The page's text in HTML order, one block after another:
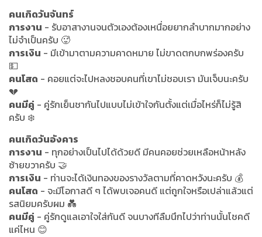
คนเกิดวันจันทร์
การงาน - รับอาสางานจนตัวเองต้องเหนื่อยยากลำบากมากอย่าง
ไม่จำเป็นครับ 🥵
การเงิน - มีเข้ามาตามความคาดหมาย ไม่ขาดตกบกพร่องครับ
💵
คนโสด - คอยแต่จะไปหลงชอบคนที่เขาไม่ชอบเรา มันเจ็บนะครับ
💔
คนมีคู่ - คู่รักเย็นชากันไปแบบไม่เข้าใจกันตั้งแต่เมื่อไหร่ก็ไม่รู้สิ
ครับ ❄️
คนเกิดวันอังคาร
การงาน - ทุกอย่างเป็นไปได้ด้วยดี มีคนคอยช่วยเหลือหน้าหลัง
ซ้ายขวาครับ 🤝
การเงิน - ท่านจะได้เงินทองของรางวัลตามที่คาดหวังนะครับ 💰
คนโสด - จะมีโอกาสดี ๆ ได้พบเจอคนดี แต่ถูกใจหรือเปล่าแล้วแต่
รสนิยมครับผม 💑
คนมีคู่ - คู่รักดูแลเอาใจใส่กันดี จนบางทีลืมนึกไปว่าท่านนั้นโชคดี
แค่ไหน 😊